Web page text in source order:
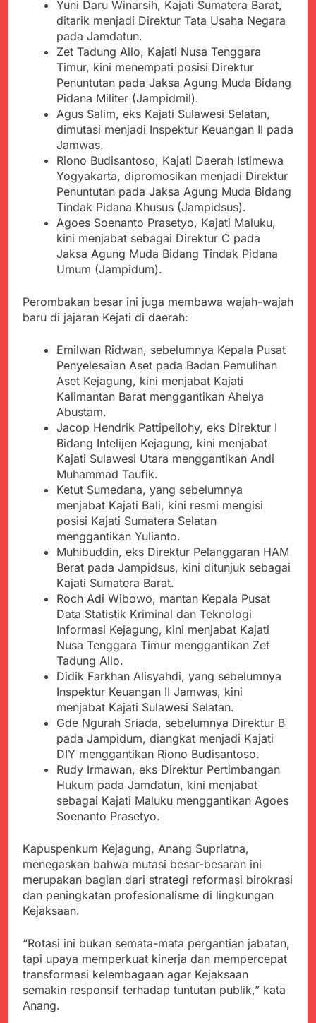
Pengelolaan Sampah
PDIP Tegaskan ASI
adalah Investasi
Cegah Stunting
Wujud Kepedulian Polri,
Koordinasikan dan
Berangkatkan Empat
Korban Kebakaran KMP
Mutiara Sentosa 2 ke
Posko Pusat Tg. Perak
Surabaya
Agustus 5, 2026
SMA Negeri Nyalindung
Sukabumi Diduga
Lakukan Pungutan
melalui Komite Sekolah,
Disorot karena Dinilai
Bertentangan dengan
Agustus 4, 2026
Ketua Umum FSP
Maritim Indonesia
Bantah Isu Mogok
Ada Keputusan Resmi”
Menjelajahi Potensi
Alam dan Kehangatan
Gotong Royong di
Desa Sukakersa
Agustus 3, 2026
Korban Tenggelam di
Perairan Giligenting
Ditemukan, Polisi
Pastikan Penanganan
Berjalan Sesuai
Prosedur
Agustus 3, 2026
Yuni Daru Winarsih, Kajati Sumatera Barat,
ditarik menjadi Direktur Tata Usaha Negara
pada Jamdatun.
Zet Tadung Allo, Kajati Nusa Tenggara
Timur, kini menempati posisi Direktur
Penuntutan pada Jaksa Agung Muda Bidang
Pidana Militer (Jampidmil).
Agus Salim, eks Kajati Sulawesi Selatan,
dimutasi menjadi Inspektur Keuangan II pada
Jamwas.
Riono Budisantoso, Kajati Daerah Istimewa
Yogyakarta, dipromosikan menjadi Direktur
Penuntutan pada Jaksa Agung Muda Bidang
Tindak Pidana Khusus (Jampidsus).
Agoes Soenanto Prasetyo, Kajati Maluku,
kini menjabat sebagai Direktur C pada
Jaksa Agung Muda Bidang Tindak Pidana
Umum (Jampidum).
Perombakan besar ini juga membawa wajah-wajah
baru di jajaran Kejati di daerah:
Emilwan Ridwan, sebelumnya Kepala Pusat
Penyelesaian Aset pada Badan Pemulihan
Aset Kejagung, kini menjabat Kajati
Kalimantan Barat menggantikan Ahelya
Abustam.
Jacop Hendrik Pattipeilohy, eks Direktur I
Bidang Intelijen Kejagung, kini menjabat
Kajati Sulawesi Utara menggantikan Andi
Muhammad Taufik.
Ketut Sumedana, yang sebelumnya
menjabat Kajati Bali, kini resmi mengisi
posisi Kajati Sumatera Selatan
menggantikan Yulianto.
Muhibuddin, eks Direktur Pelanggaran HAM
Berat pada Jampidsus, kini ditunjuk sebagai
Kajati Sumatera Barat.
Roch Adi Wibowo, mantan Kepala Pusat
Data Statistik Kriminal dan Teknologi
Informasi Kejagung, kini menjabat Kajati
Nusa Tenggara Timur menggantikan Zet
Tadung Allo.
Didik Farkhan Alisyahdi, yang sebelumnya
Inspektur Keuangan II Jamwas, kini
menjabat Kajati Sulawesi Selatan.
Gde Ngurah Sriada, sebelumnya Direktur B
pada Jampidum, diangkat menjadi Kajati
DIY menggantikan Riono Budisantoso.
Rudy Irmawan, eks Direktur Pertimbangan
Hukum pada Jamdatun, kini menjabat
sebagai Kajati Maluku menggantikan Agoes
Soenanto Prasetyo.
Kapuspenkum Kejagung, Anang Supriatna,
menegaskan bahwa mutasi besar-besaran ini
merupakan bagian dari strategi reformasi birokrasi
dan peningkatan profesionalisme di lingkungan
Kejaksaan.
“Rotasi ini bukan semata-mata pergantian jabatan,
tapi upaya memperkuat kinerja dan mempercepat
transformasi kelembagaan agar Kejaksaan
semakin responsif terhadap tuntutan publik,” kata
Anang.